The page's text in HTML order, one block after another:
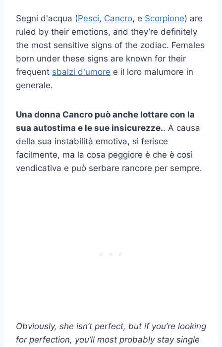
Segni d'acqua (Pesci, Cancro, e Scorpione) are
ruled by their emotions, and they’re definitely
the most sensitive signs of the zodiac. Females
born under these signs are known for their
frequent sbalzi d'umore e il loro malumore in
generale.
Una donna Cancro può anche lottare con la
sua autostima e le sue insicurezze.. A causa
della sua instabilità emotiva, si ferisce
facilmente, ma la cosa peggiore è che è così
vendicativa e può serbare rancore per sempre.
Obviously, she isn’t perfect, but if you’re looking
for perfection, you’ll most probably stay single